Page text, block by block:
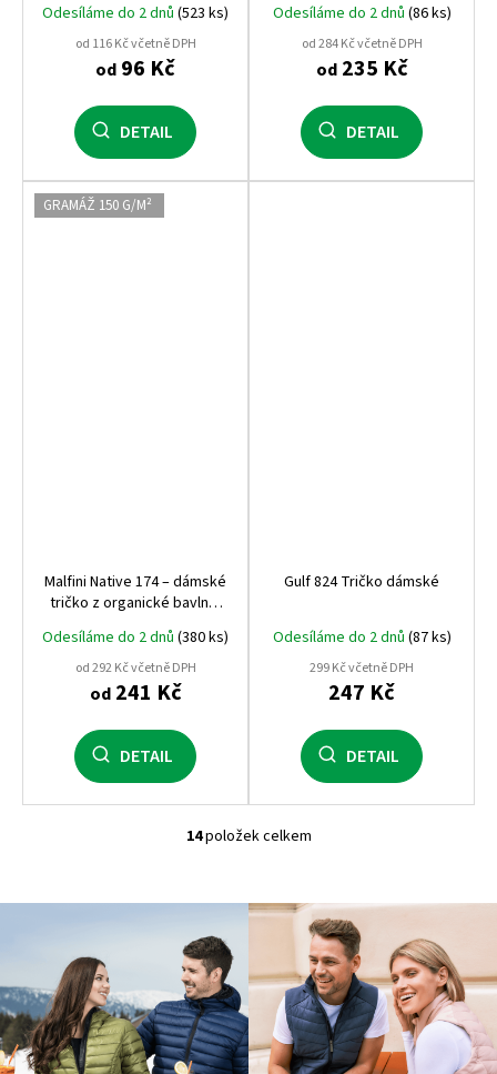
polyester
Odesíláme do 2 dnů (523 ks)
od 116 Kč včetně DPH
od 96 Kč
DETAIL
Odesíláme do 2 dnů (86 ks)
od 284 Kč včetně DPH
od235 Kč
DETAIL
GRAMÁŽ 150 G/M²
Malfini Native 174 – dámské
tričko z organické bavlny,
150 g, slub úplet, LABEL
FREE
Odesíláme do 2 dnů (380 ks)
od 292 Kč včetně DPH
od241 Kč
DETAIL
Gulf 824 Tričko dámské
Odesíláme do 2 dnů (87 ks)
299 Kč včetně DPH
247 Kč
DETAIL
O
l
á
a
c
í
p
14položek celkem